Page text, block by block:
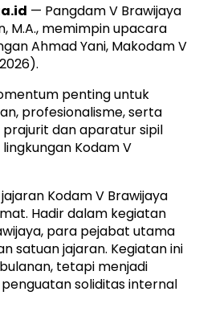
— Pangdam V Brawijaya
M.A., memimpin upacara
Ahmad Yani, Makodam V
penting untuk
profesionalisme, serta
dan aparatur sipil
lingkungan Kodam V
Kodam V Brawijaya
Hadir dalam kegiatan
para pejabat utama
satuan jajaran. Kegiatan ini
tetapi menjadi
soliditas internal